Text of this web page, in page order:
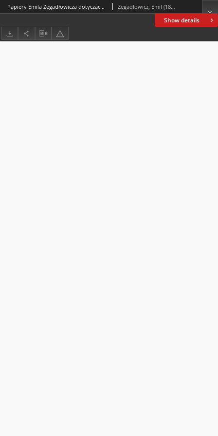
Show details
Papiery Emila Zegadłowicza dotyczące Ministerstwa Sztuki i Kultury – „W Ministerstwie Kultury i Sztuki”, artykuł Zegadłowicz, Emil (1888-1941)